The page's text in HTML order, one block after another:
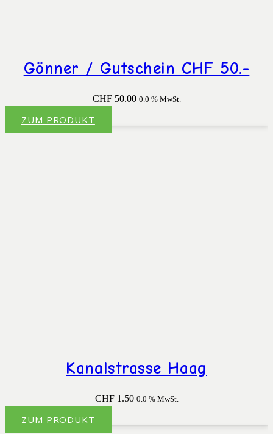
Gönner / Gutschein CHF 50.-
CHF50.00 0.0 % MwSt.
ZUM PRODUKT
Kanalstrasse Haag
CHF1.50 0.0 % MwSt.
ZUM PRODUKT